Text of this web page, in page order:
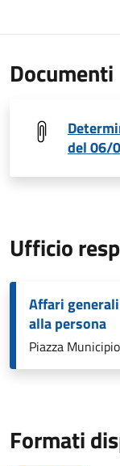
Documenti
del 06/
Ufficio
Affari
alla persona
Piazza
Formati